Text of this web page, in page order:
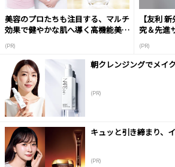
美容のプロたちも注目する、マルチ
効果で健やかな肌へ導く高機能美容
(PR)
【友利
究＆先進
(PR)
朝クレンジングでメイ
(PR)
キュッと引き締まり、
(PR)